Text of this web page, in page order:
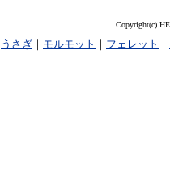
Copyright(c)
うさぎ ｜ モルモット ｜ フェレット ｜